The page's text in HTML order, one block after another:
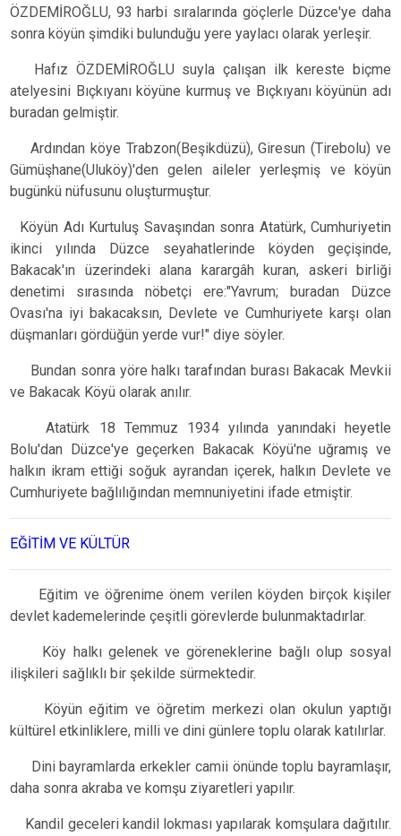
ÖZDEMİROĞLU, 93 harbi sıralarında göçlerle Düzce'ye daha
sonra köyün şimdiki bulunduğu yere yaylacı olarak yerleşir.
Hafız ÖZDEMİROĞLU suyla çalışan ilk kereste biçme
atelyesini Bıçkıyanı köyüne kurmuş ve Bıçkıyanı köyünün adı
buradan gelmiştir.
Ardından köye Trabzon(Beşikdüzü), Giresun (Tirebolu) ve
Gümüşhane(Uluköy)'den gelen aileler yerleşmiş ve köyün
bugünkü nüfusunu oluşturmuştur.
Köyün Adı Kurtuluş Savaşından sonra Atatürk, Cumhuriyetin
ikinci yılında Düzce seyahatlerinde köyden geçişinde,
Bakacak'ın üzerindeki alana karargâh kuran, askeri birliği
denetimi sırasında nöbetçi ere:"Yavrum; buradan Düzce
Ovası'na iyi bakacaksın, Devlete ve Cumhuriyete karşı olan
düşmanları gördüğün yerde vur!" diye söyler.
Bundan sonra yöre halkı tarafından burası Bakacak Mevkii
ve Bakacak Köyü olarak anılır.
Atatürk 18 Temmuz 1934 yılında yanındaki heyetle
Bolu'dan Düzce'ye geçerken Bakacak Köyü'ne uğramış ve
halkın ikram ettiği soğuk ayrandan içerek, halkın Devlete ve
Cumhuriyete bağlılığından memnuniyetini ifade etmiştir.
EĞİTİM VE KÜLTÜR
Eğitim ve öğrenime önem verilen köyden birçok kişiler
devlet kademelerinde çeşitli görevlerde bulunmaktadırlar.
Köy halkı gelenek ve göreneklerine bağlı olup sosyal
ilişkileri sağlıklı bir şekilde sürmektedir.
Köyün eğitim ve öğretim merkezi olan okulun yaptığı
kültürel etkinliklere, milli ve dini günlere toplu olarak katılırlar.
Dini bayramlarda erkekler camii önünde toplu bayramlaşır,
daha sonra akraba ve komşu ziyaretleri yapılır.
Kandil geceleri kandil lokması yapılarak komşulara dağıtılır.